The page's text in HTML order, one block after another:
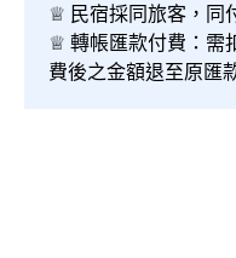
♕ 民宿採同旅客，同
♕ 轉帳匯款付費：需
費後之金額退至原匯